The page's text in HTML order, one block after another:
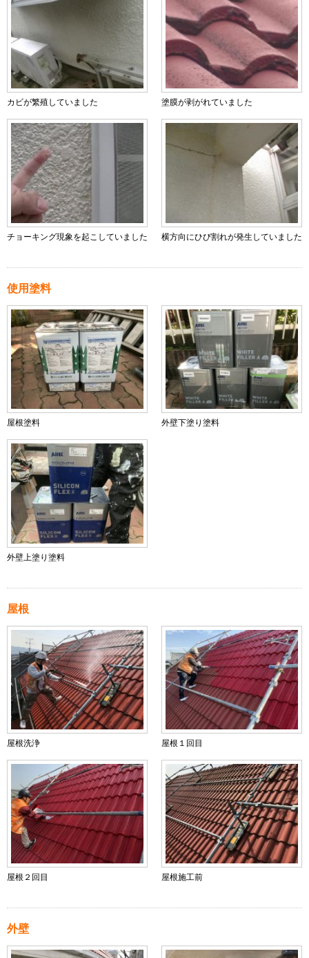
カビが繁殖していました 塗膜が剥がれていました
チョーキング現象を起こしていました 横方向にひび割れが発生していました
使用塗料
屋根塗料 外壁下塗り塗料
外壁上塗り塗料
屋根
屋根洗浄 屋根１回目
屋根２回目 屋根施工前
外壁